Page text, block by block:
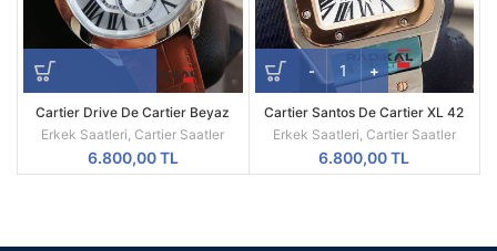
Cartier Drive De Cartier Beyaz
Kadran Çelik Kasa 43mm Replika
Erkek Kol Saati
Erkek Saatleri ,Cartier Saatler
6.800,00TL
Cartier Santos De Cartier XL 42
MM
Erkek Saatleri Cartier Saatler
6.800,00TL